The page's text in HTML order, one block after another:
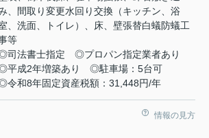
、間取り変更水回り交換（キッチン、浴
、洗面、トイレ）、床、壁張替白蟻防蟻工
等
司法書士指定 ◎プロパン指定業者あり
平成2年増築あり ◎駐車場：5台可
令和8年固定資産税額：31,448円/年
情報の見方